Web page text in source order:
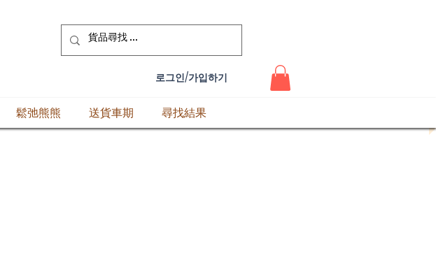
로그인/가입하기
鬆弛熊熊 送貨車期 尋找結果